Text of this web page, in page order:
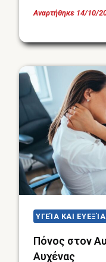
Αναρτήθηκε 14/10/
ΥΓΕΊΑ ΚΑΙ ΕΥΕΞΊΑ
Πόνος στον
Αυχένας